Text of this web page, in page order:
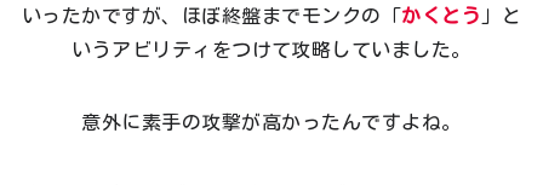
いったかですが、ほぼ終盤までモンクの「かくとう 」と
いうアビリティをつけて攻略していました。
意外に素手の攻撃が高かったんですよね。